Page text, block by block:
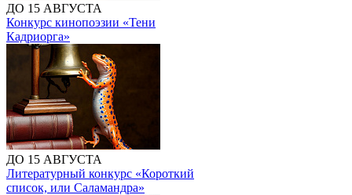
ДО 15 АВГУСТА
Конкурс кинопоэзии «Тени
Кадриорга»
ДО 15 АВГУСТА
Литературный конкурс «Короткий
список, или Саламандра»